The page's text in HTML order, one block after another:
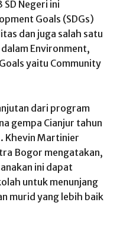
Negeri ini
Goals (SDGs)
dan juga salah satu
Environment,
yaitu Community
dari program
gempa Cianjur tahun
Khevin Martinier
Bogor mengatakan,
ini dapat
untuk menunjang
murid yang lebih baik